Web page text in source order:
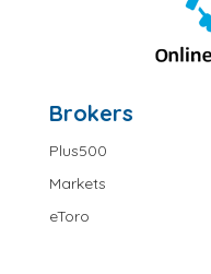
Brokers
Plus500
Markets
eToro